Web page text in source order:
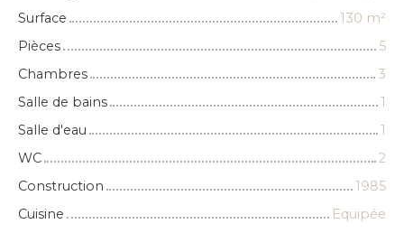
Surface
130 m²
Pièces
5
Chambres
3
Salle de bains
1
Salle d'eau
1
WC
2
Construction
1985
Cuisine
Equipée